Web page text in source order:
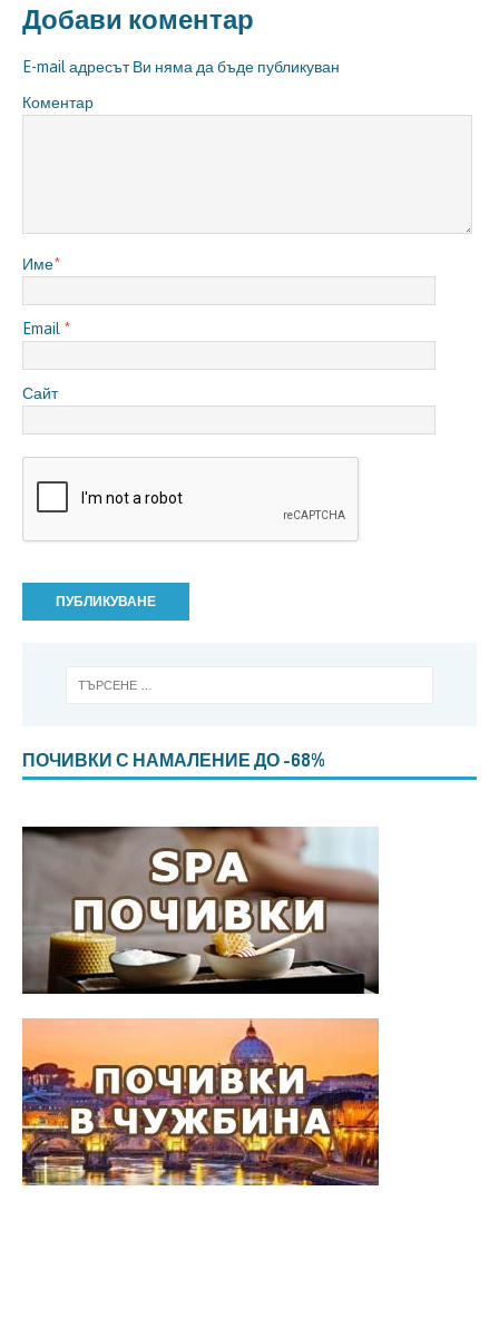
Добави коментар
E-mail адресът Ви няма да бъде публикуван
Коментар
Име*
Email *
Сайт
ПОЧИВКИ С НАМАЛЕНИЕ ДО -68%